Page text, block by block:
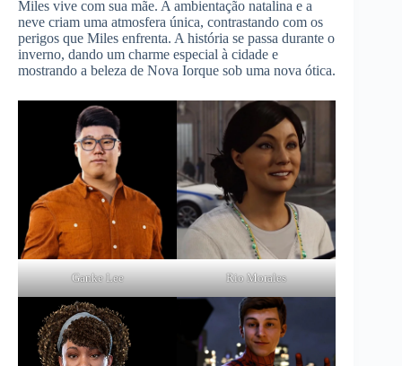
Miles vive com sua mãe. A ambientação natalina e a
neve criam uma atmosfera única, contrastando com os
perigos que Miles enfrenta. A história se passa durante o
inverno, dando um charme especial à cidade e
mostrando a beleza de Nova Iorque sob uma nova ótica.
Ganke Lee Rio Morales